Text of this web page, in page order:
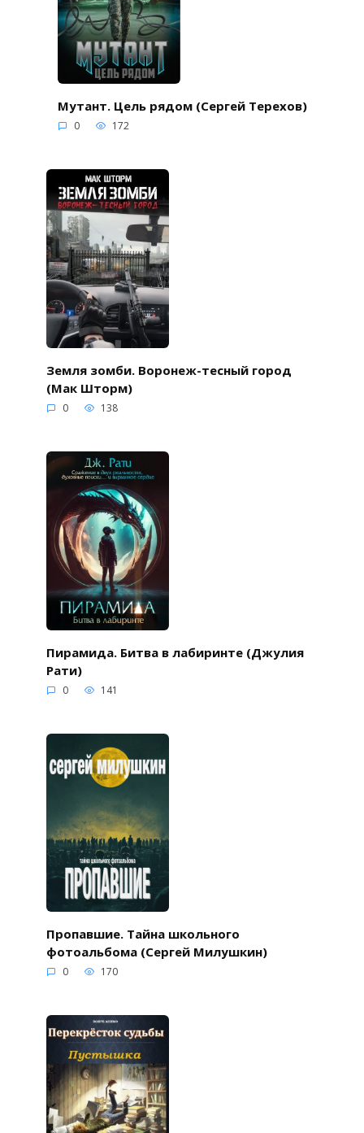
Мутант. Цель рядом (Сергей Терехов)
0 172
Земля зомби. Воронеж-тесный город
(Мак Шторм)
0 138
Пирамида. Битва в лабиринте (Джулия
Рати)
0 141
Пропавшие. Тайна школьного
фотоальбома (Сергей Милушкин)
0 170